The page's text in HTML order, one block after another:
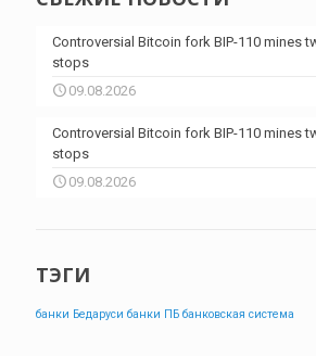
Controversial Bitcoin fork BIP-110 mines
stops
09.08.2026
Controversial Bitcoin fork BIP-110 mines
stops
09.08.2026
ТЭГИ
банки Бедаруси банки ПБ банковская система